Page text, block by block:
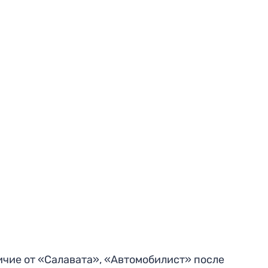
от «Салавата», «Автомобилист» после